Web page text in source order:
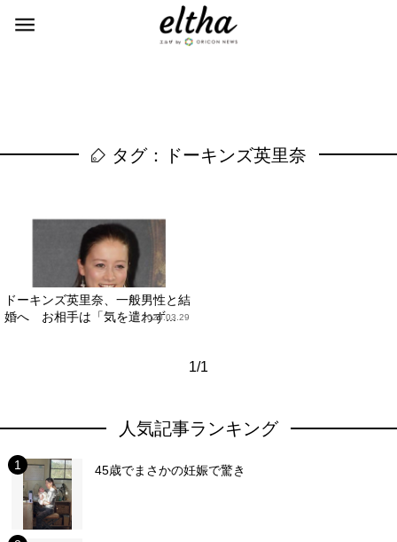
タグ：ドーキンズ英里奈
ドーキンズ英里奈、一般男性と結
婚へ お相手は「気を遣わず...
2020.03.29
1/1
人気記事ランキング
45歳でまさかの妊娠で驚き